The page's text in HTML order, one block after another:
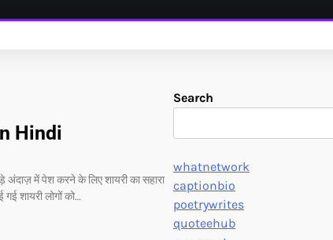
Hindi
में पेश करने के लिए शायरी का सहारा
शायरी लोगों को…
Search
whatnetwork
captionbio
poetrywrites
quoteehub